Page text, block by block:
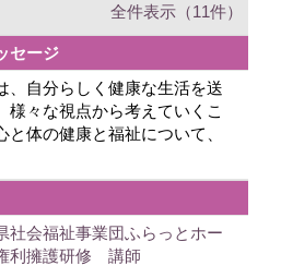
全件表示（11件）
セージ
、自分らしく健康な生活を送
様々な視点から考えていくこ
体の健康と福祉について、
社会福祉事業団ふらっとホー
利擁護研修 講師